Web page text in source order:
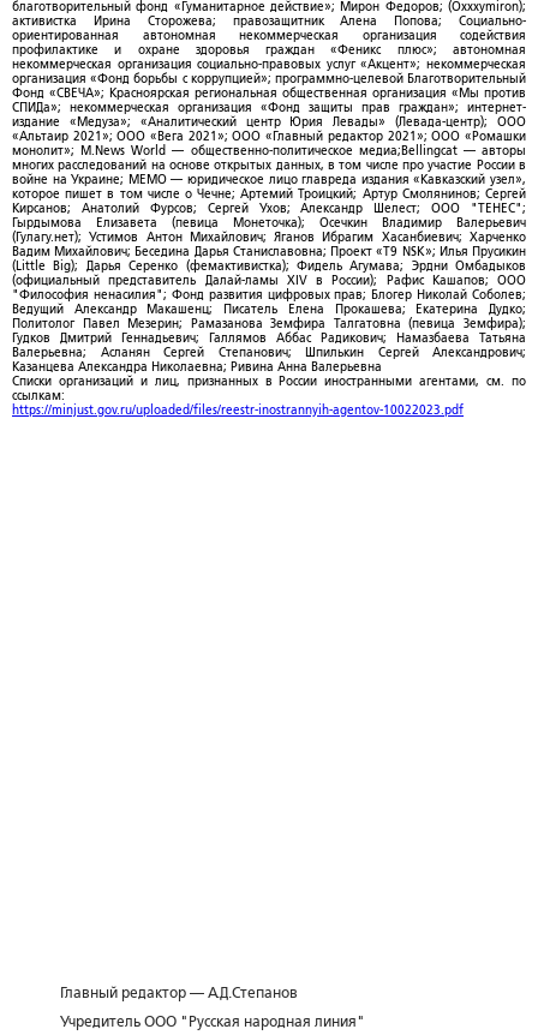
благотворительный фонд «Гуманитарное действие»; Мирон Федоров; (Oxxxymiron);
активистка Ирина Сторожева; правозащитник Алена Попова; Социально-
ориентированная автономная некоммерческая организация содействия
профилактике и охране здоровья граждан «Феникс плюс»; автономная
некоммерческая организация социально-правовых услуг «Акцент»; некоммерческая
организация «Фонд борьбы с коррупцией»; программно-целевой Благотворительный
Фонд «СВЕЧА»; Красноярская региональная общественная организация «Мы против
СПИДа»; некоммерческая организация «Фонд защиты прав граждан»; интернет-
издание «Медуза»; «Аналитический центр Юрия Левады» (Левада-центр); ООО
«Альтаир 2021»; ООО «Вега 2021»; ООО «Главный редактор 2021»; ООО «Ромашки
монолит»; M.News World — общественно-политическое медиа;Bellingcat — авторы
многих расследований на основе открытых данных, в том числе про участие России в
войне на Украине; МЕМО — юридическое лицо главреда издания «Кавказский узел»,
которое пишет в том числе о Чечне; Артемий Троицкий; Артур Смолянинов; Сергей
Кирсанов; Анатолий Фурсов; Сергей Ухов; Александр Шелест; ООО "ТЕНЕС";
Гырдымова Елизавета (певица Монеточка); Осечкин Владимир Валерьевич
(Гулагу.нет); Устимов Антон Михайлович; Яганов Ибрагим Хасанбиевич; Харченко
Вадим Михайлович; Беседина Дарья Станиславовна; Проект «T9 NSK»; Илья Прусикин
(Little Big); Дарья Серенко (фемактивистка); Фидель Агумава; Эрдни Омбадыков
(официальный представитель Далай-ламы XIV в России); Рафис Кашапов; ООО
"Философия ненасилия"; Фонд развития цифровых прав; Блогер Николай Соболев;
Ведущий Александр Макашенц; Писатель Елена Прокашева; Екатерина Дудко;
Политолог Павел Мезерин; Рамазанова Земфира Талгатовна (певица Земфира);
Гудков Дмитрий Геннадьевич; Галлямов Аббас Радикович; Намазбаева Татьяна
Валерьевна; Асланян Сергей Степанович; Шпилькин Сергей Александрович;
Казанцева Александра Николаевна; Ривина Анна Валерьевна
Списки организаций и лиц, признанных в России иностранными агентами, см. по
ссылкам:
https://minjust.gov.ru/uploaded/files/reestr-inostrannyih-agentov-10022023.pdf
Главный редактор — А.Д.Степанов
Учредитель ООО "Русская народная линия"